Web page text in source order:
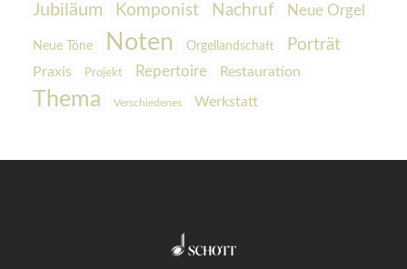
Jubiläum
Komponist Nachruf Neue Orgel
Neue Töne Noten Orgellandschaft Porträt
Praxis Projekt Repertoire Restauration
Thema Verschiedenes Werkstatt